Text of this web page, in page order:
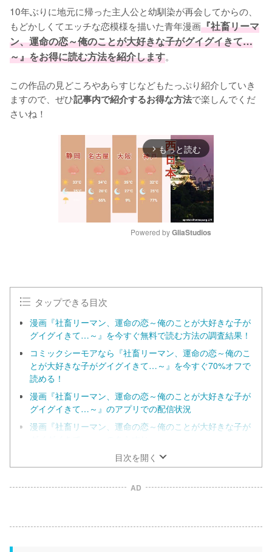
10年ぶりに地元に帰った主人公と幼馴染が再会してからの、
もどかしくてエッチな恋模様を描いた青年漫画『社畜リーマ
ン、運命の恋～俺のことが大好きな子がグイグイきて…
～』をお得に読む方法を紹介します。
この作品の見どころやあらすじなどもたっぷり紹介していき
ますので、ぜひ記事内で紹介するお得な方法で楽しんでくだ
さいね！
arrow_forward_ios もっと読む
Powered by GliaStudios
タップできる目次
漫画『社畜リーマン、運命の恋～俺のことが大好きな子が
グイグイきて…～』を今すぐ無料で読む方法の調査結果！
コミックシーモアなら『社畜リーマン、運命の恋～俺のこ
とが大好きな子がグイグイきて…～』を今すぐ70%オフで
読める！
漫画『社畜リーマン、運命の恋～俺のことが大好きな子が
グイグイきて…～』のアプリでの配信状況
漫画『社畜リーマン、運命の恋～俺のことが大好きな子が
漫画『社畜リーマン、運命の恋～俺のことが大好きな子が
グイグイきて…～』の見どころ
目次を開く
AD